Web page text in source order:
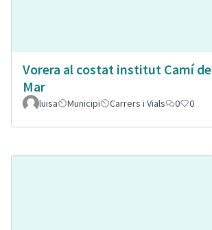
Vorera al costat institut Camí de
Mar
luisa Municipi Carrers i Vials 0 0